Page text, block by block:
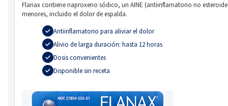
Flanax contiene naproxeno sódico, un AINE (antiinflamatorio no
menores, incluido el dolor de espalda.
Antiinflamatorio para aliviar el dolor
Alivio de larga duración: hasta 12 horas
Dosis convenientes
Disponible sin receta